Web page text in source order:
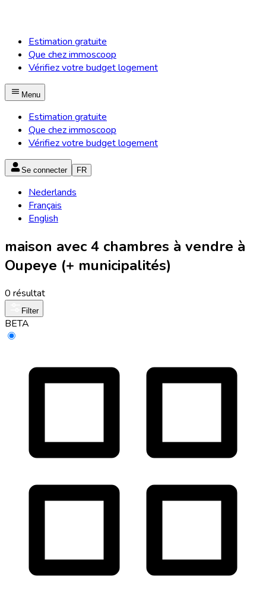
Estimation gratuite
Que chez immoscoop
Vérifiez votre budget logement
Menu
Estimation gratuite
Que chez immoscoop
Vérifiez votre budget logement
Se connecter FR
Nederlands
Français
English
maison avec 4 chambres à vendre à
Oupeye (+ municipalités)
0 résultat
Filter
BETA